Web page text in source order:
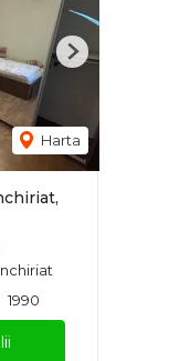
Harta
Next
1990